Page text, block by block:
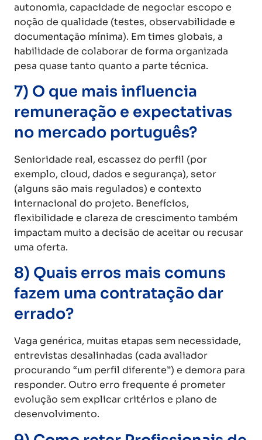
autonomia, capacidade de negociar escopo e
noção de qualidade (testes, observabilidade e
documentação mínima). Em times globais, a
habilidade de colaborar de forma organizada
pesa quase tanto quanto a parte técnica.
7) O que mais influencia
remuneração e expectativas
no mercado português?
Senioridade real, escassez do perfil (por
exemplo, cloud, dados e segurança), setor
(alguns são mais regulados) e contexto
internacional do projeto. Benefícios,
flexibilidade e clareza de crescimento também
impactam muito a decisão de aceitar ou recusar
uma oferta.
8) Quais erros mais comuns
fazem uma contratação dar
errado?
Vaga genérica, muitas etapas sem necessidade,
entrevistas desalinhadas (cada avaliador
procurando “um perfil diferente”) e demora para
responder. Outro erro frequente é prometer
evolução sem explicar critérios e plano de
desenvolvimento.